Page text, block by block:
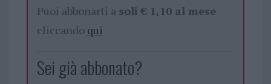
Puoi abbonarti a soli € 1,10 al mese
cliccando qui
Sei già abbonato?